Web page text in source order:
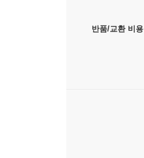
반품/교환 비용